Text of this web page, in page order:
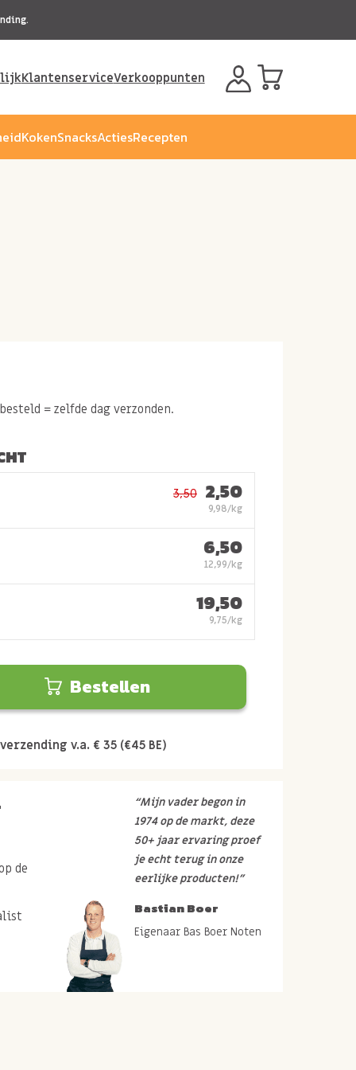
KlantenserviceVerkooppunten
KokenSnacksActiesRecepten
= zelfde dag verzonden.
3,50 2,50
9,98/kg
6,50
12,99/kg
19,50
9,75/kg
Bestellen
v.a. € 35 (€45 BE)
de
“Mijn vader begon in
1974 op de markt, deze
50+ jaar ervaring proef
je echt terug in onze
eerlijke producten!”
Bastian Boer
Eigenaar Bas Boer Noten